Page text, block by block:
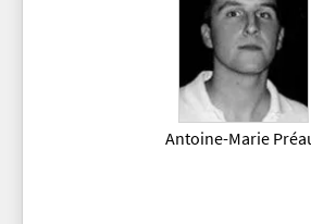
Antoine-Marie